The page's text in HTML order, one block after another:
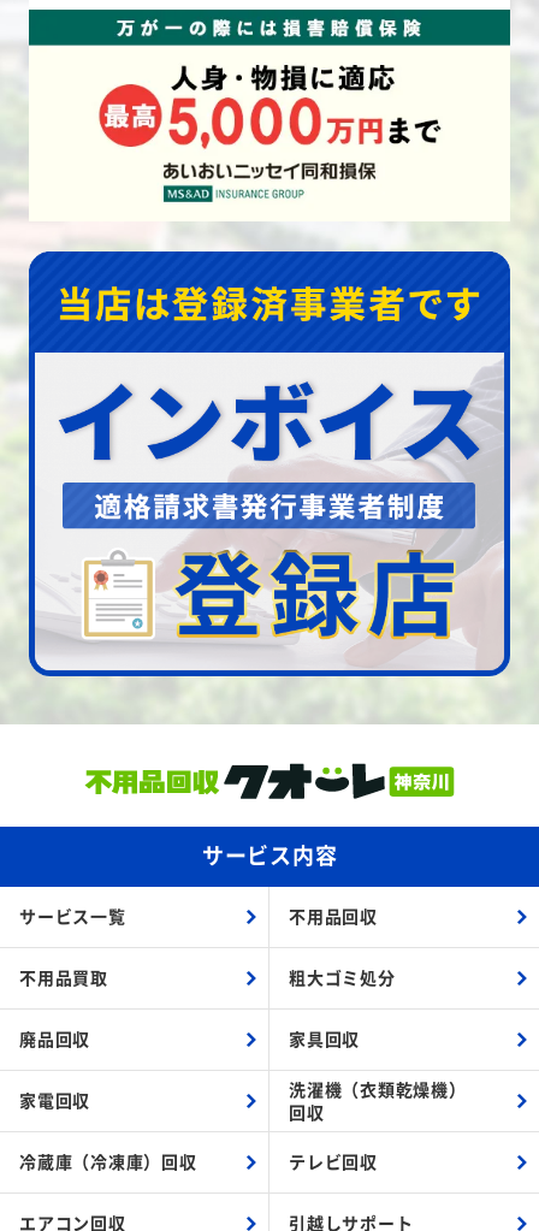
サービス内容
サービス一覧 不用品回収
不用品買取 粗大ゴミ処分
廃品回収 家具回収
家電回収
洗濯機（衣類乾燥機）
回収
冷蔵庫（冷凍庫）回収 テレビ回収
エアコン回収 引越しサポート